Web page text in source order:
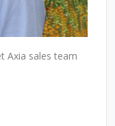
Axia sales team